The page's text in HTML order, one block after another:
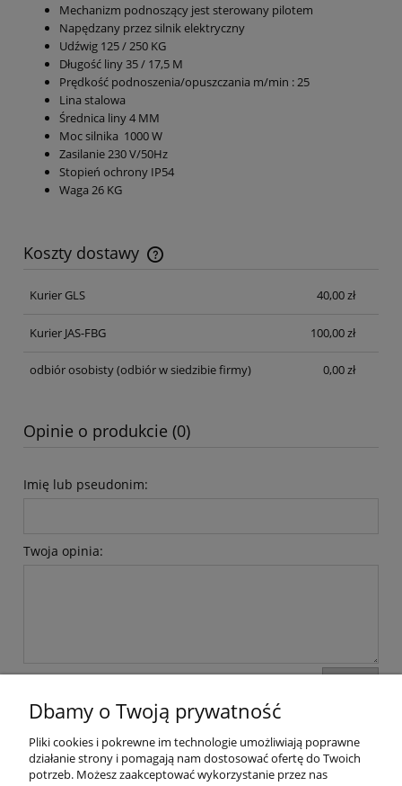
Mechanizm podnoszący jest sterowany pilotem
Napędzany przez silnik elektryczny
Udźwig 125 / 250 KG
Długość liny 35 / 17,5 M
Prędkość podnoszenia/opuszczania m/min : 25
Lina stalowa
Średnica liny 4 MM
Moc silnika 1000 W
Zasilanie 230 V/50Hz
Stopień ochrony IP54
Waga 26 KG
Koszty dostawy
Cena nie zawiera ewentualnych kosztów płatności
Kurier GLS
40,00 zł
Kurier JAS-FBG 100,00 zł
odbiór osobisty(odbiór w siedzibie firmy) 0,00 zł
Opinie o produkcie (0)
Imię lub pseudonim:
Twoja opinia:
Moje konto
Dbamy o Twoją prywatność
Pliki cookies i pokrewne im technologie umożliwiają poprawne
działanie strony i pomagają nam dostosować ofertę do Twoich
potrzeb. Możesz zaakceptować wykorzystanie przez nas